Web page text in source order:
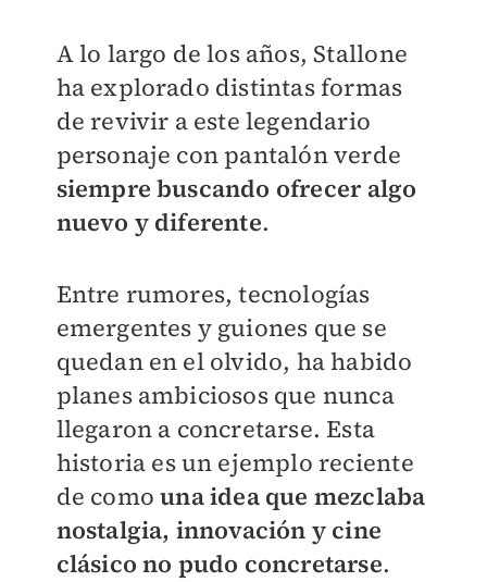
A lo largo de los años, Stallone
ha explorado distintas formas
de revivir a este legendario
personaje con pantalón verde
siempre buscando ofrecer algo
nuevo y diferente.
Entre rumores, tecnologías
emergentes y guiones que se
quedan en el olvido, ha habido
planes ambiciosos que nunca
llegaron a concretarse. Esta
historia es un ejemplo reciente
de como una idea que mezclaba
nostalgia, innovación y cine
clásico no pudo concretarse.